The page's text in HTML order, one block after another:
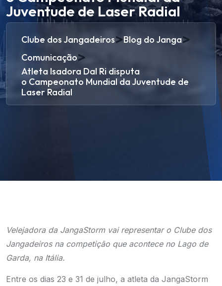
Juventude de Laser Radial
Clube dos Jangadeiros>Blog do Janga>
Comunicação>
Atleta Isadora Dal Ri disputa
o Campeonato Mundial da Juventude de
Laser Radial
Velejadora da JangaStorm vai representar o Clube dos
Jangadeiros na competição que acontece no Lago de
Garda, na Itália.
Entre os dias 23 e 31 de julho, a atleta da JangaStorm